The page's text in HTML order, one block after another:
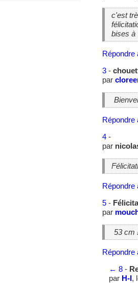
c'est
bises à
Répondre
3-
par
Répondre
4-
par
Répondre
5-
par
53 cm
Répondre
← 8-
par H-I,